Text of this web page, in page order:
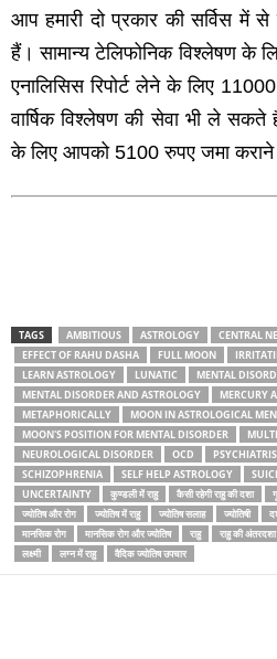
आप हमारी दो प्रकार की सर्विस में
हैं। सामान्‍य टेलिफोनिक विश्‍लेषण के
एनालिसिस रिपोर्ट लेने के लिए
वार्षिक विश्‍लेषण की सेवा भी ले
के लिए आपको 5100 रुपए जमा कराने
TAGS AMBITIOUS ASTROLOGY CENTRAL
EFFECT OF RAHU DASHA
FULL MOON
LEARN ASTROLOGY
LUNATIC
MENTAL
MENTAL DISORDER AND ASTROLOGY
MERCURY
METAPHORICALLY
MOON IN ASTROLOGICAL
MOON'S POSITION FOR MENTAL DISORDER
NEUROLOGICAL DISORDER
OCD
SCHIZOPHRENIA
SELF HELP ASTROLOGY
UNCERTAINTY
कुण्‍डली में राहु कैसी रहेगी राहु की दशा
ज्‍योतिष और रोग
ज्‍योतिष में राहु ज्‍योतिष सलाह ज्‍योतिषी
मानसिक रोग
मानसिक रोग और ज्‍योतिष राहु राहु की अंतरदशा
लक्ष्‍मी
लग्‍न में राहु वैदिक ज्‍योतिष उपचार